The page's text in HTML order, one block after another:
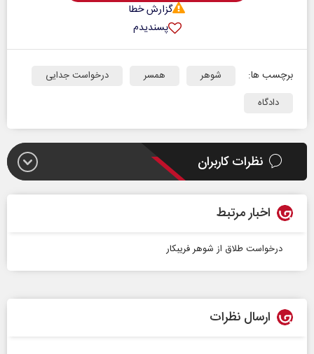
گزارش خطا
پسندیدم
برچسب ها: شوهر همسر
درخواست جدایی
دادگاه
نظرات کاربران
اخبار مرتبط
درخواست طلاق از شوهر فریبکار
ارسال نظرات